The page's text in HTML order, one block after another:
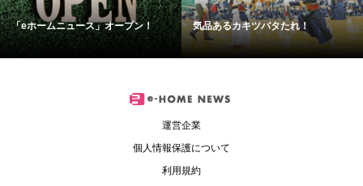
「eホームニュース」オープン！ 気品あるカキツバタたれ！
運営企業
個人情報保護について
利用規約